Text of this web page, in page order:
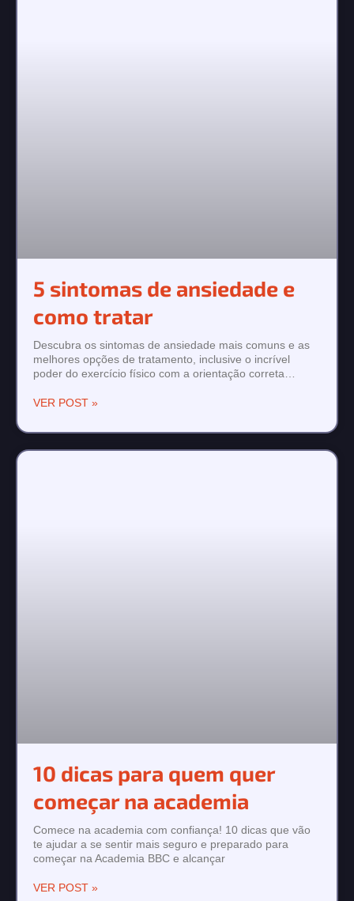
5 sintomas de ansiedade e
como tratar
Descubra os sintomas de ansiedade mais comuns e as
melhores opções de tratamento, inclusive o incrível
poder do exercício físico com a orientação correta…
VER POST »
10 dicas para quem quer
começar na academia
Comece na academia com confiança! 10 dicas que vão
te ajudar a se sentir mais seguro e preparado para
começar na Academia BBC e alcançar
VER POST »